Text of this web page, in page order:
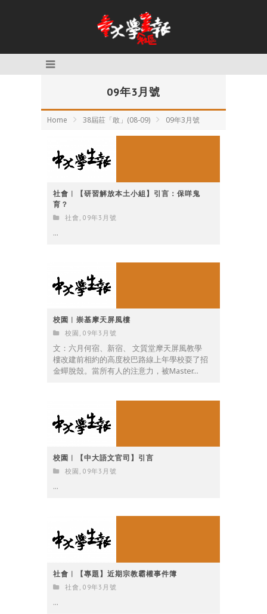
09年3月號
Home 38屆莊「敢」(08-09) 09年3月號
社會︳【研習解放本土小組】引言：保咩鬼
育？
社會 09年3月號
...
校園︳崇基摩天屏風樓
校園 , 09年3月號
文：六月何宿、新宿、 文質堂摩天屏風教學
樓改建前相約的高度校巴路線上年學校耍了招
金蟬脫殼。當所有人的注意力，被Master...
校園︳【中大語文官司】引言
校園 , 09年3月號
...
社會︳【專題】近期宗教霸權事件簿
社會 09年3月號
...